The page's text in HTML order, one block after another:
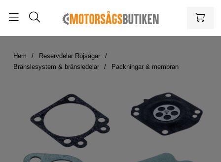
Hem
Reservdelar Röjsågar
Bränslesystem & bränsledelar
Packningar & membran